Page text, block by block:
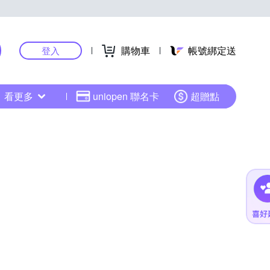
登入 購物車 帳號綁定送
看更多 uniopen 聯名卡 超贈點